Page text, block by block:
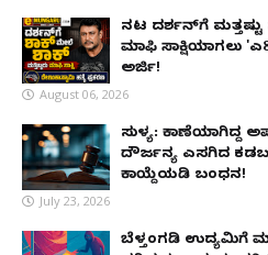
ನಟ ದರ್ಶನ್‌ಗೆ ಮತ್ತಷ್ಟು
ಮಾಫಿ ಸಾಕ್ಷಿಯಾಗಲು
ಅರ್ಜಿ!
August 06, 2026
ಸುಳ್ಯ: ಕಾಣೆಯಾಗಿದ್ದ
ದೌರ್ಜನ್ಯ ಎಸಗಿದ
ಕಾಯ್ದೆಯಡಿ ಬಂಧನ!
July 23, 2026
ಬೆಳ್ತಂಗಡಿ ಉದ್ಯಮಿಗೆ